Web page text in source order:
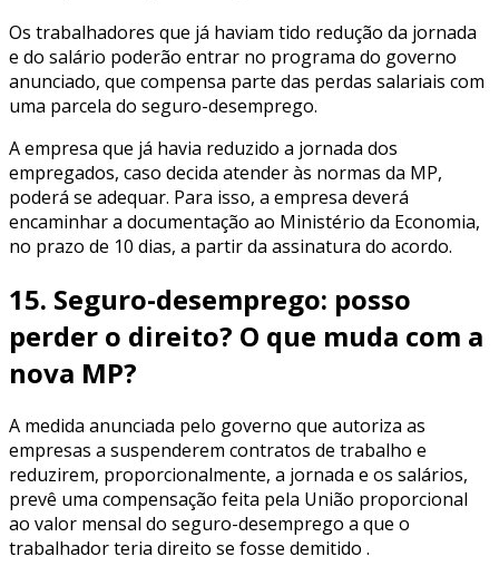
Os trabalhadores que já haviam tido redução da jornada
e do salário poderão entrar no programa do governo
anunciado, que compensa parte das perdas salariais com
uma parcela do seguro-desemprego.
A empresa que já havia reduzido a jornada dos
empregados, caso decida atender às normas da MP,
poderá se adequar. Para isso, a empresa deverá
encaminhar a documentação ao Ministério da Economia,
no prazo de 10 dias, a partir da assinatura do acordo.
15. Seguro-desemprego: posso
perder o direito? O que muda com a
nova MP?
A medida anunciada pelo governo que autoriza as
empresas a suspenderem contratos de trabalho e
reduzirem, proporcionalmente, a jornada e os salários,
prevê uma compensação feita pela União proporcional
ao valor mensal do seguro-desemprego a que o
trabalhador teria direito se fosse demitido .